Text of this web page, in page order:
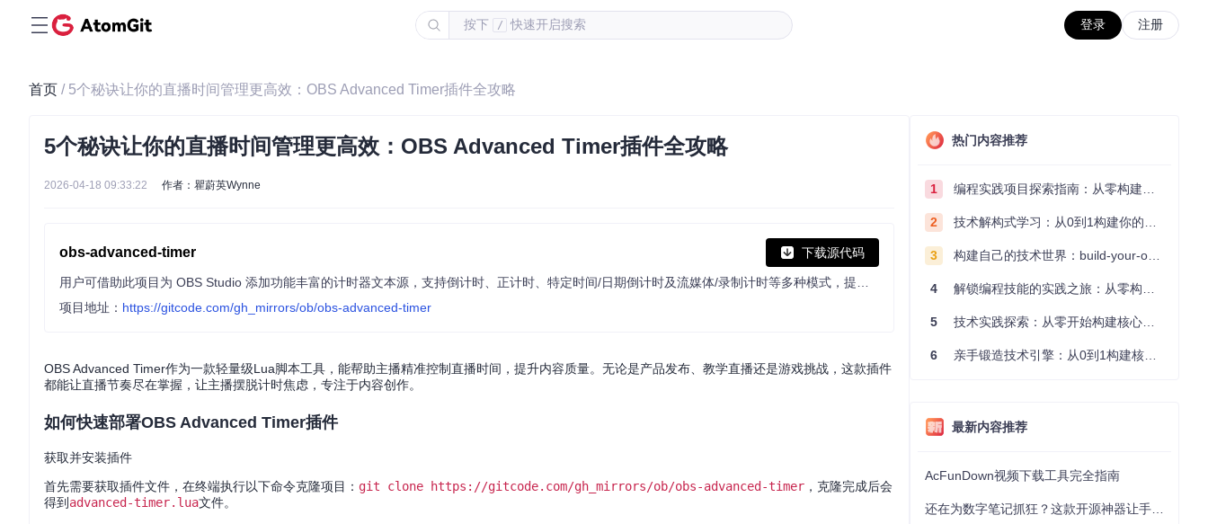
按下 / 快速开启搜索 登录 注册
首页 / 5个秘诀让你的直播时间管理更高效：OBS Advanced Timer插件全攻略
5个秘诀让你的直播时间管理更高效：OBS Advanced Timer插件全攻略
2026-04-18 09:33:22 作者：瞿蔚英Wynne
obs-advanced-timer 下载源代码
项目地址： https://gitcode.com/gh_mirrors/ob/obs-advanced-timer
OBS Advanced Timer作为一款轻量级Lua脚本工具，能帮助主播精准控制直播时间，提升内容质量。无论是产品发布、教学直播还是游戏挑战，这款插件
都能让直播节奏尽在掌握，让主播摆脱计时焦虑，专注于内容创作。
如何快速部署OBS Advanced Timer插件
获取并安装插件
首先需要获取插件文件，在终端执行以下命令克隆项目： git clone https://gitcode.com/gh_mirrors/ob/obs-advanced-timer ，克隆完成后会
得到 advanced-timer.lua文件。
热门内容推荐
1 编程实践项目探索指南：从零构建技术能力体系
2 技术解构式学习：从0到1构建你的编程知识体系
3 构建自己的技术世界：build-your-own-x项目的实践探索指南
4 解锁编程技能的实践之旅：从零构建你的技术世界
5 技术实践探索：从零开始构建核心系统的实践指南
6 亲手锻造技术引擎：从0到1构建核心系统的实践指南
最新内容推荐
AcFunDown视频下载工具完全指南